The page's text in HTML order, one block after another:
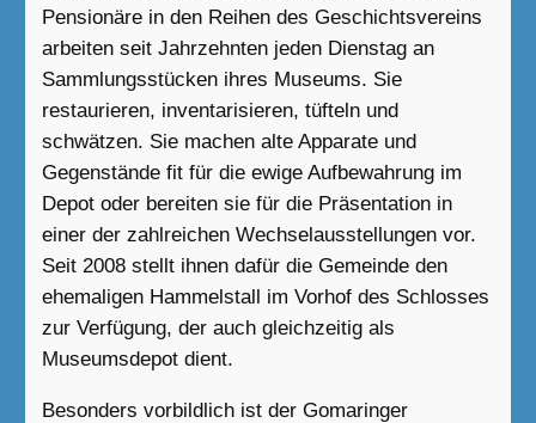
Pensionäre in den Reihen des Geschichtsvereins
arbeiten seit Jahrzehnten jeden Dienstag an
Sammlungsstücken ihres Museums. Sie
restaurieren, inventarisieren, tüfteln und
schwätzen. Sie machen alte Apparate und
Gegenstände fit für die ewige Aufbewahrung im
Depot oder bereiten sie für die Präsentation in
einer der zahlreichen Wechselausstellungen vor.
Seit 2008 stellt ihnen dafür die Gemeinde den
ehemaligen Hammelstall im Vorhof des Schlosses
zur Verfügung, der auch gleichzeitig als
Museumsdepot dient.
Besonders vorbildlich ist der Gomaringer